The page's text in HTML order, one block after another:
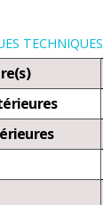
TECHNIQUES